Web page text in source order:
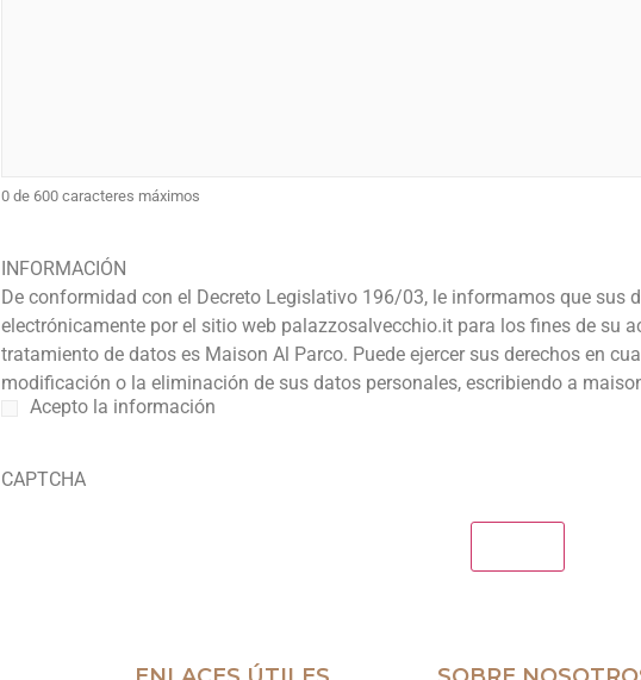
0 de 600 caracteres máximos
INFORMACIÓN
De conformidad con el Decreto Legislativo 196/03, le informamos que sus
electrónicamente por el sitio web palazzosalvecchio.it para los fines de su
tratamiento de datos es Maison Al Parco. Puede ejercer sus derechos en
modificación o la eliminación de sus datos personales, escribiendo a
Acepto la información
CAPTCHA